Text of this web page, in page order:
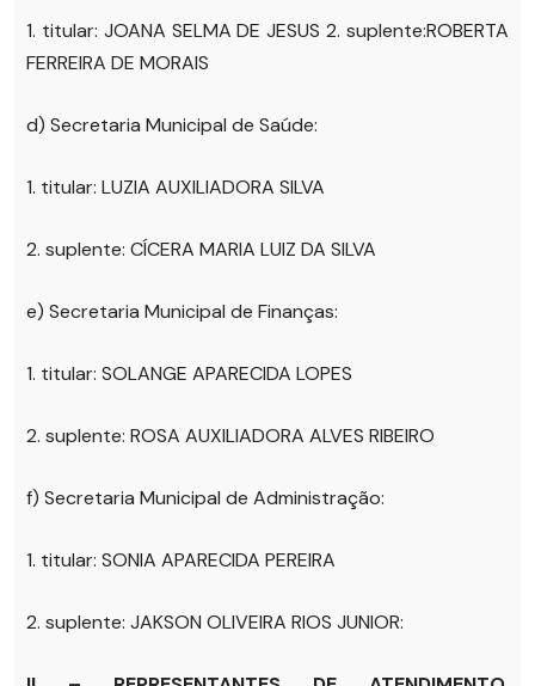
1. titular: JOANA SELMA DE JESUS 2. suplente:ROBERTA
FERREIRA DE MORAIS
d) Secretaria Municipal de Saúde:
1. titular: LUZIA AUXILIADORA SILVA
2. suplente: CÍCERA MARIA LUIZ DA SILVA
e) Secretaria Municipal de Finanças:
1. titular: SOLANGE APARECIDA LOPES
2. suplente: ROSA AUXILIADORA ALVES RIBEIRO
f) Secretaria Municipal de Administração:
1. titular: SONIA APARECIDA PEREIRA
2. suplente: JAKSON OLIVEIRA RIOS JUNIOR: